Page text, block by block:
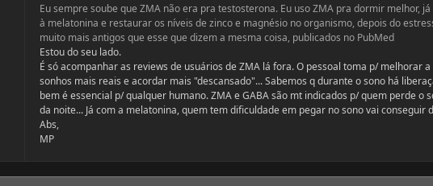
Eu sempre soube que ZMA não era pra testosterona. Eu uso ZMA pra dormir melhor,
à melatonina e restaurar os níveis de zinco e magnésio no organismo, depois do
muito mais antigos que esse que dizem a mesma coisa, publicados no PubMed
Estou do seu lado.
É só acompanhar as reviews de usuários de ZMA lá fora. O pessoal toma p/ melhorar
sonhos mais reais e acordar mais "descansado"... Sabemos q durante o sono há
bem é essencial p/ qualquer humano. ZMA e GABA são mt indicados p/ quem perde o
da noite... Já com a melatonina, quem tem dificuldade em pegar no sono vai conseguir
Abs,
MP